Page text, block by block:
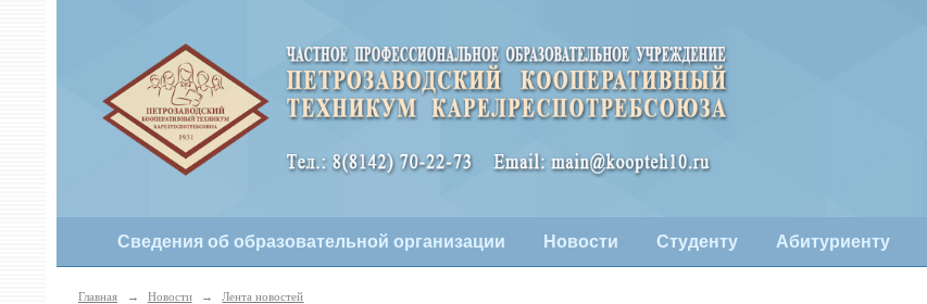
Сведения об образовательной организации Новости Студенту Абитуриенту
Главная → Новости → Лента новостей